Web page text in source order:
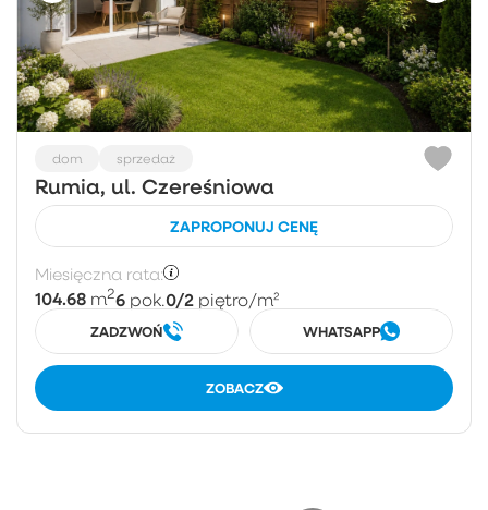
dom sprzedaż
Rumia, ul. Czereśniowa
ZAPROPONUJ CENĘ
Miesięczna rata:
104.68 m26 pok.0/2 piętro/m²
ZADZWOŃ WHATSAPP
ZOBACZ